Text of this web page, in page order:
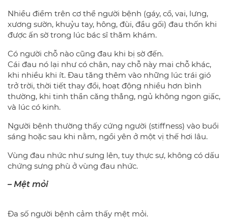
Nhiều điểm trên cơ thể người bệnh (gáy, cổ, vai, lưng,
xương sườn, khuỷu tay, hông, đùi, đầu gối) đau thốn khi
được ấn sờ trong lúc bác sĩ thăm khám.
Có người chỗ nào cũng đau khi bị sờ đến.
Cái đau nó lại như có chân, nay chỗ này mai chỗ khác,
khi nhiều khi ít. Đau tăng thêm vào những lúc trái gió
trở trời, thời tiết thay đổi, hoạt động nhiều hơn bình
thường, khi tinh thần căng thẳng, ngủ không ngon giấc,
và lúc có kinh.
Người bệnh thường thấy cứng người (stiffness) vào buổi
sáng hoặc sau khi nằm, ngồi yên ở một vị thế hơi lâu.
Vùng đau nhức như sưng lên, tuy thực sự, không có dấu
chứng sưng phù ở vùng đau nhức.
– Mệt mỏi
Đa số người bệnh cảm thấy mệt mỏi.